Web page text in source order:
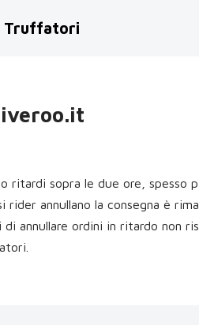
Truffatori
ritardi sopra le due ore,
rider annullano la consegna è
di annullare ordini in ritardo non